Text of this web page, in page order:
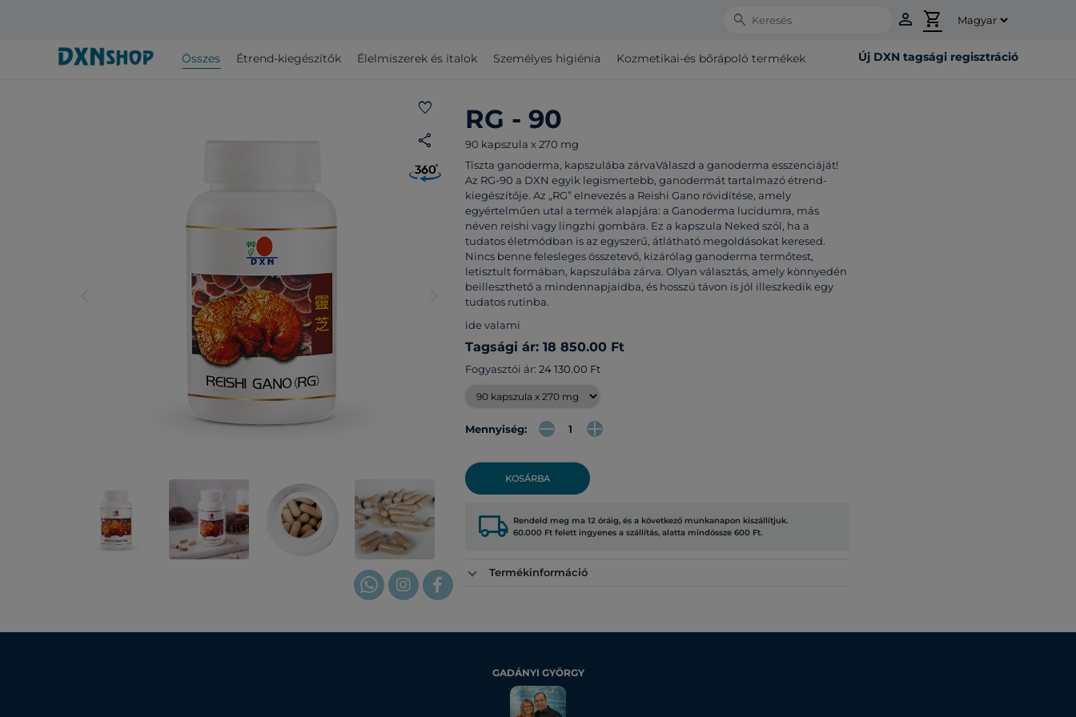
Search person shopping_cart
Összes Étrend-kiegészítők Élelmiszerek és italok Személyes higiénia Kozmetikai-és bőrápoló termékek Új DXN tagsági regisztráció
favorite
share
RG - 90
90 kapszula x 270 mg
Tiszta ganoderma, kapszulába zárvaVálaszd a ganoderma esszenciáját!
Az RG-90 a DXN egyik legismertebb, ganodermát tartalmazó étrend-
kiegészítője. Az „RG” elnevezés a Reishi Gano rövidítése, amely
egyértelműen utal a termék alapjára: a Ganoderma lucidumra, más
néven reishi vagy lingzhi gombára. Ez a kapszula Neked szól, ha a
tudatos életmódban is az egyszerű, átlátható megoldásokat keresed.
Nincs benne felesleges összetevő, kizárólag ganoderma termőtest,
letisztult formában, kapszulába zárva. Olyan választás, amely könnyedén
beilleszthető a mindennapjaidba, és hosszú távon is jól illeszkedik egy
tudatos rutinba.
ide valami
Tagsági ár: 18 850.00 Ft
Fogyasztói ár: 24 130.00 Ft
Mennyiség:
KOSÁRBA
local_shipping Rendeld meg ma 12 óráig, és a következő munkanapon kiszállítjuk.
60.000 Ft felett ingyenes a szállítás, alatta mindössze 600 Ft.
Termékinformáció
GADÁNYI GYÖRGY